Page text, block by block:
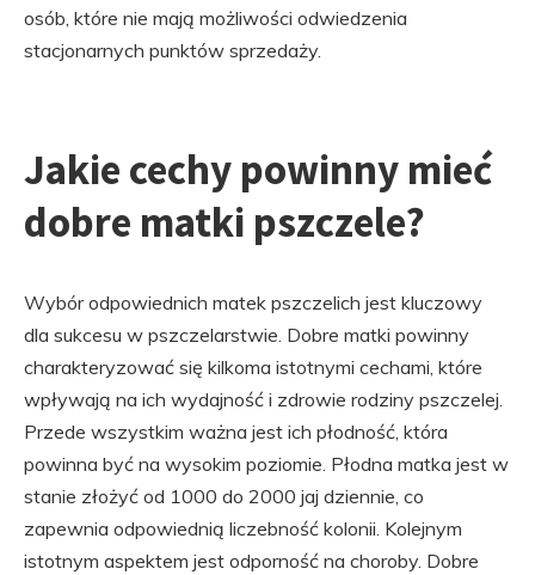
osób, które nie mają możliwości odwiedzenia
stacjonarnych punktów sprzedaży.
Jakie cechy powinny mieć
dobre matki pszczele?
Wybór odpowiednich matek pszczelich jest kluczowy
dla sukcesu w pszczelarstwie. Dobre matki powinny
charakteryzować się kilkoma istotnymi cechami, które
wpływają na ich wydajność i zdrowie rodziny pszczelej.
Przede wszystkim ważna jest ich płodność, która
powinna być na wysokim poziomie. Płodna matka jest w
stanie złożyć od 1000 do 2000 jaj dziennie, co
zapewnia odpowiednią liczebność kolonii. Kolejnym
istotnym aspektem jest odporność na choroby. Dobre